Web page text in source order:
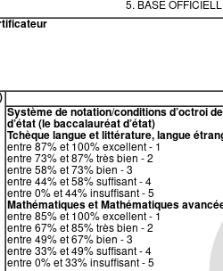
5. BASE
Système de notation/conditions d’octroi
d’état (le baccalauréat d’état)
Tchèque langue et littérature, langue
entre 87% et 100% excellent - 1
entre 73% et 87% très bien - 2
entre 58% et 73% bien - 3
entre 44% et 58% suffisant - 4
entre 0% et 44% insuffisant - 5
Mathématiques et Mathématiques
entre 85% et 100% excellent - 1
entre 67% et 85% très bien - 2
entre 49% et 67% bien - 3
entre 33% et 49% suffisant - 4
entre 0% et 33% insuffisant - 5